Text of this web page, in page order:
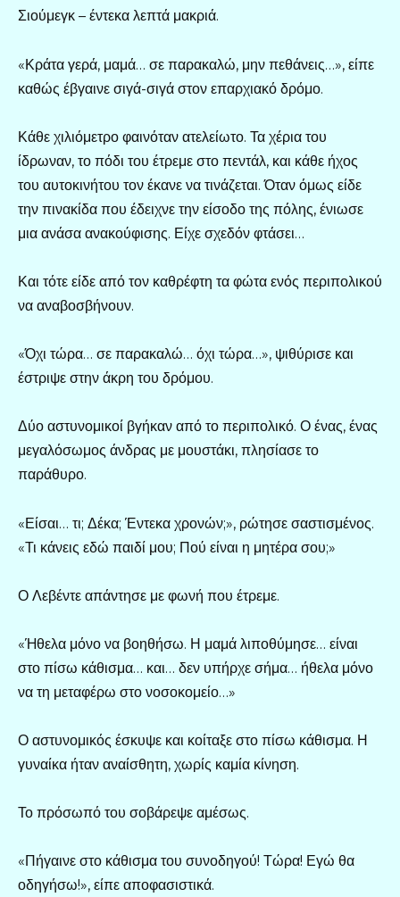
Σιούμεγκ – έντεκα λεπτά μακριά.
«Κράτα γερά, μαμά… σε παρακαλώ, μην πεθάνεις…», είπε
καθώς έβγαινε σιγά-σιγά στον επαρχιακό δρόμο.
Κάθε χιλιόμετρο φαινόταν ατελείωτο. Τα χέρια του
ίδρωναν, το πόδι του έτρεμε στο πεντάλ, και κάθε ήχος
του αυτοκινήτου τον έκανε να τινάζεται. Όταν όμως είδε
την πινακίδα που έδειχνε την είσοδο της πόλης, ένιωσε
μια ανάσα ανακούφισης. Είχε σχεδόν φτάσει…
Και τότε είδε από τον καθρέφτη τα φώτα ενός περιπολικού
να αναβοσβήνουν.
«Όχι τώρα… σε παρακαλώ… όχι τώρα…», ψιθύρισε και
έστριψε στην άκρη του δρόμου.
Δύο αστυνομικοί βγήκαν από το περιπολικό. Ο ένας, ένας
μεγαλόσωμος άνδρας με μουστάκι, πλησίασε το
παράθυρο.
«Είσαι… τι; Δέκα; Έντεκα χρονών;», ρώτησε σαστισμένος.
«Τι κάνεις εδώ παιδί μου; Πού είναι η μητέρα σου;»
Ο Λεβέντε απάντησε με φωνή που έτρεμε.
«Ήθελα μόνο να βοηθήσω. Η μαμά λιποθύμησε… είναι
στο πίσω κάθισμα… και… δεν υπήρχε σήμα… ήθελα μόνο
να τη μεταφέρω στο νοσοκομείο…»
Ο αστυνομικός έσκυψε και κοίταξε στο πίσω κάθισμα. Η
γυναίκα ήταν αναίσθητη, χωρίς καμία κίνηση.
Το πρόσωπό του σοβάρεψε αμέσως.
«Πήγαινε στο κάθισμα του συνοδηγού! Τώρα! Εγώ θα
οδηγήσω!», είπε αποφασιστικά.